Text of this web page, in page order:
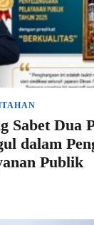
Sabet Dua
dalam
Publik